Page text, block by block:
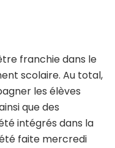
franchie dans le
scolaire. Au total,
les élèves
que des
intégrés dans la
faite mercredi